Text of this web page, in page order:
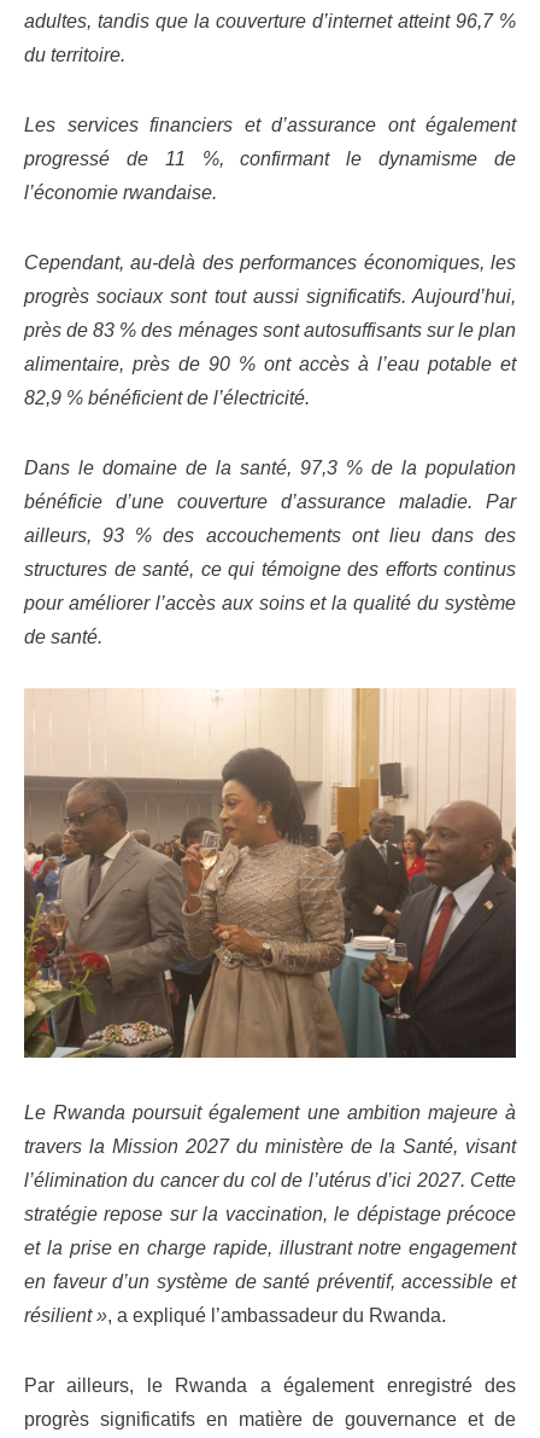
adultes, tandis que la couverture d’internet atteint 96,7 %
du territoire.
Les services financiers et d’assurance ont également
progressé de 11 %, confirmant le dynamisme de
l’économie rwandaise.
Cependant, au-delà des performances économiques, les
progrès sociaux sont tout aussi significatifs. Aujourd’hui,
près de 83 % des ménages sont autosuffisants sur le plan
alimentaire, près de 90 % ont accès à l’eau potable et
82,9 % bénéficient de l’électricité.
Dans le domaine de la santé, 97,3 % de la population
bénéficie d’une couverture d’assurance maladie. Par
ailleurs, 93 % des accouchements ont lieu dans des
structures de santé, ce qui témoigne des efforts continus
pour améliorer l’accès aux soins et la qualité du système
de santé.
Le Rwanda poursuit également une ambition majeure à
travers la Mission 2027 du ministère de la Santé, visant
l’élimination du cancer du col de l’utérus d’ici 2027. Cette
stratégie repose sur la vaccination, le dépistage précoce
et la prise en charge rapide, illustrant notre engagement
en faveur d’un système de santé préventif, accessible et
résilient », a expliqué l’ambassadeur du Rwanda.
Par ailleurs, le Rwanda a également enregistré des
progrès significatifs en matière de gouvernance et de